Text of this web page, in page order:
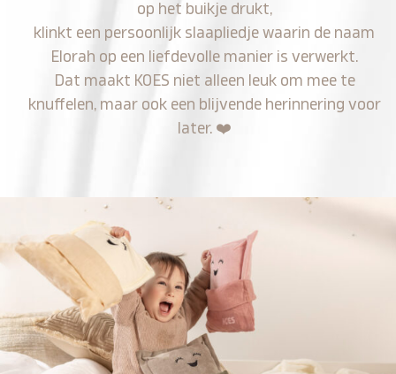
op het buikje drukt,
klinkt een persoonlijk slaapliedje waarin de naam
Elorah op een liefdevolle manier is verwerkt.
Dat maakt KOES niet alleen leuk om mee te
knuffelen, maar ook een blijvende herinnering voor
later. ❤️